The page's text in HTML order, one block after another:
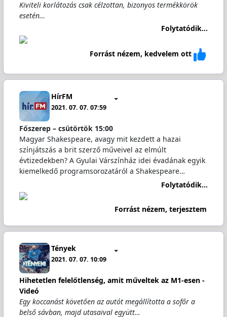
Kiviteli korlátozás csak célzottan, bizonyos termékkörök
esetén…
Folytatódik...
Forrást nézem, kedvelem ott
HírFM
2021. 07. 07. 07:59
Főszerep – csütörtök 15:00
Magyar Shakespeare, avagy mit kezdett a hazai
színjátszás a brit szerző műveivel az elmúlt
évtizedekben? A Gyulai Várszínház idei évadának egyik
kiemelkedő programsorozatáról a Shakespeare…
Folytatódik...
Forrást nézem, terjesztem
Tények
2021. 07. 07. 10:09
Hihetetlen felelőtlenség, amit műveltek az M1-esen -
Videó
Egy koccanást követően az autót megállította a sofőr a
belső sávban, majd utasaival együtt…